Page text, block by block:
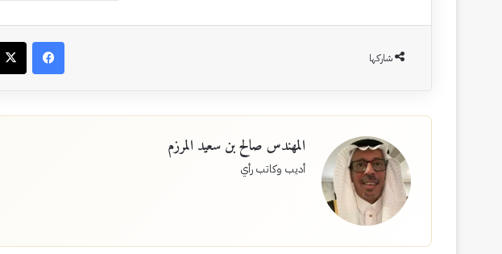
شاركها
المهندس صالح بن سعيد المرزم
أديب وكاتب رأي